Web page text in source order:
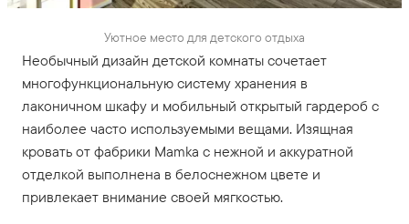
Уютное место для детского отдыха
Необычный дизайн детской комнаты сочетает
многофункциональную систему хранения в
лаконичном шкафу и мобильный открытый гардероб с
наиболее часто используемыми вещами. Изящная
кровать от фабрики Mamka с нежной и аккуратной
отделкой выполнена в белоснежном цвете и
привлекает внимание своей мягкостью.